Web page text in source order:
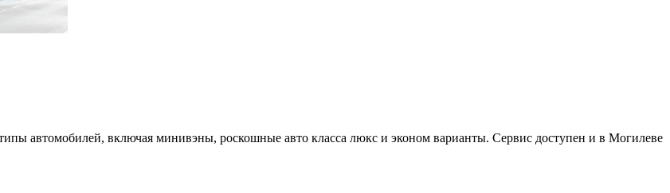
автомобилей, включая минивэны, роскошные авто класса люкс и эконом варианты. Сервис доступен и в Могилеве